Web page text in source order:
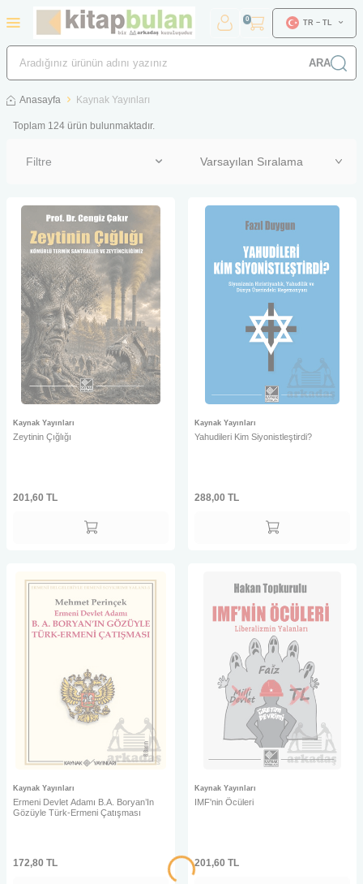
ARA
0 TR − TL
Anasayfa Kaynak Yayınları
Toplam 124 ürün bulunmaktadır.
Filtre
Kaynak Yayınları
Zeytinin Çığlığı
201,60 TL
Kaynak Yayınları
Yahudileri Kim Siyonistleştirdi?
288,00 TL
Kaynak Yayınları
Ermeni Devlet Adamı B.A. Boryan’In
Gözüyle Türk-Ermeni Çatışması
172,80 TL
Kaynak Yayınları
IMF'nin Öcüleri
201,60 TL